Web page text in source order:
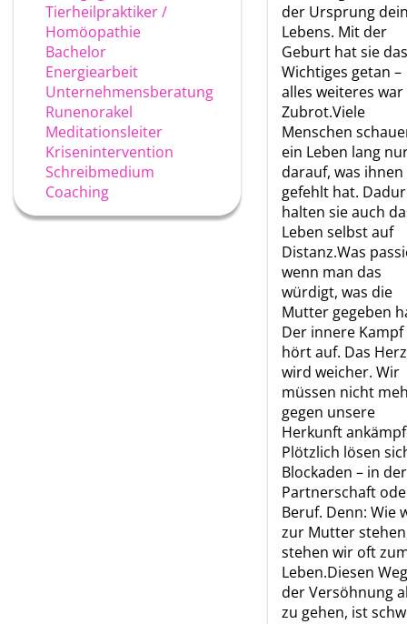
Tierheilpraktiker /
Homöopathie
Bachelor
Energiearbeit
Unternehmensberatung
Runenorakel
Meditationsleiter
Krisenintervention
Schreibmedium
Coaching
der Ursprung
Lebens. Mit der
Geburt hat sie das
Wichtiges getan –
alles weiteres war
Zubrot.Viele
Menschen
ein Leben lang
darauf, was ihnen
gefehlt hat.
halten sie auch
Leben selbst auf
Distanz.Was
wenn man das
würdigt, was die
Mutter gegeben
Der innere Kampf
hört auf. Das Herz
wird weicher. Wir
müssen nicht
gegen unsere
Herkunft
Plötzlich lösen
Blockaden – in der
Partnerschaft
Beruf. Denn: Wie
zur Mutter
stehen wir oft
Leben.Diesen Weg
der Versöhnung
zu gehen, ist